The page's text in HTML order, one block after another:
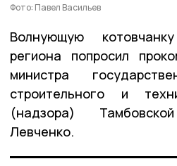
Фото: Павел Васильев
Волнующую
региона попросил
министра
строительного и
(надзора)
Левченко.